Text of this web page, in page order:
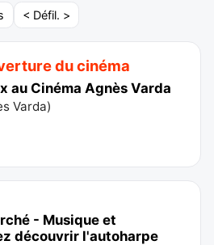
< Défil. >
du cinéma
au Cinéma Agnès Varda
Varda)
- Musique et
découvrir l'autoharpe